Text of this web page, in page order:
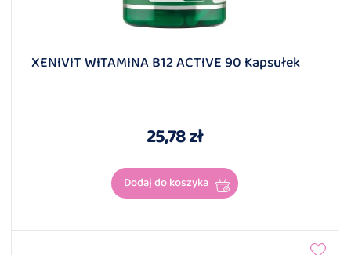
XENIVIT WITAMINA B12 ACTIVE 90 Kapsułek
25,78 zł
Dodaj do koszyka